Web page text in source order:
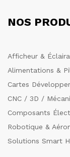
NOS
Afficheur &
Alimentations &
Cartes
CNC / 3D /
Composants
Robotique &
Solutions Smart